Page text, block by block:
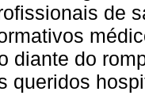
de
diante do
queridos